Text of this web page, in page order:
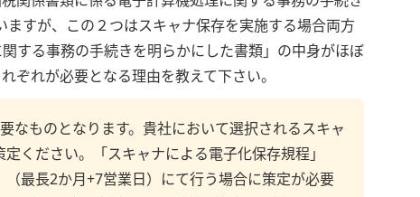
すが、この２つはスキャナ保存を実施する場合両方
する事務の手続きを明らかにした書類」の中身がほぼ
ぞれが必要となる理由を教えて下さい。
なものとなります。貴社において選択されるスキャ
ください。「スキャナによる電子化保存規程」
最長2か月+7営業日）にて行う場合に策定が必要